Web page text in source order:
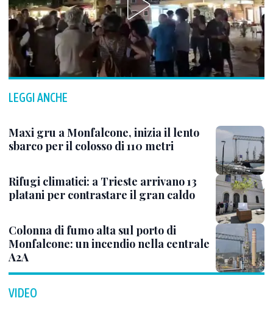
LEGGI ANCHE
Maxi gru a Monfalcone, inizia il lento
sbarco per il colosso di 110 metri
Rifugi climatici: a Trieste arrivano 13
platani per contrastare il gran caldo
Colonna di fumo alta sul porto di
Monfalcone: un incendio nella centrale
A2A
VIDEO